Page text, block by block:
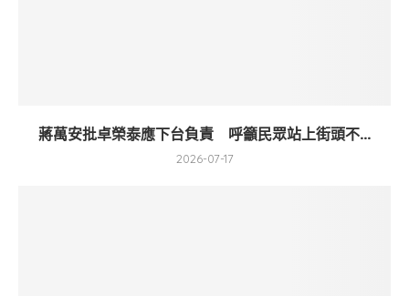
蔣萬安批卓榮泰應下台負責 呼籲民眾站上街頭不...
2026-07-17